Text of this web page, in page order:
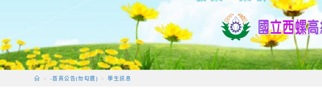
> -首頁公告(勿勾選) > 學生訊息